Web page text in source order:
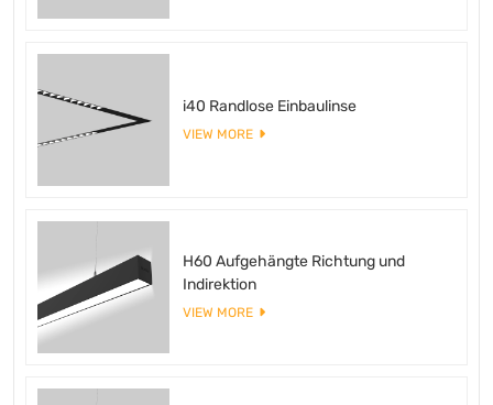
i40 Randlose Einbaulinse
VIEW MORE
H60 Aufgehängte Richtung und
Indirektion
VIEW MORE